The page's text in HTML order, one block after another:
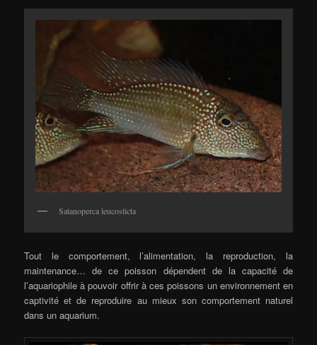
Satanoperca leucosticta
Tout le comportement, l’alimentation, la reproduction, la
maintenance… de ce poisson dépendent de la capacité de
l’aquariophile à pouvoir offrir à ces poissons un environnement en
captivité et de reproduire au mieux son comportement naturel
dans un aquarium.